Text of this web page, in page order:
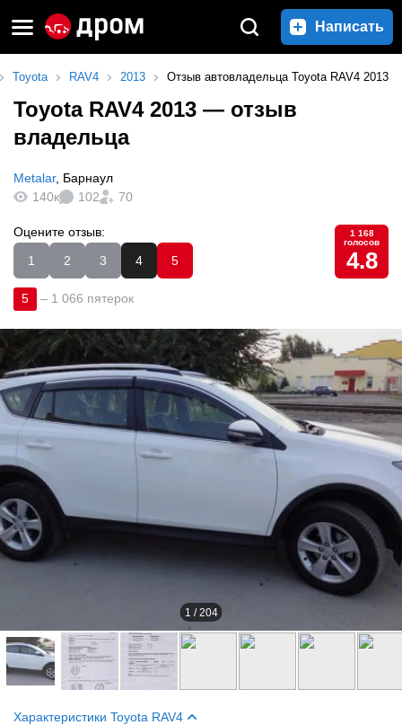
Написать
Toyota RAV4 2013 Отзыв автовладельца Toyota RAV4 2013
Toyota RAV4 2013 — отзыв
владельца
Metalar, Барнаул
140к
102 70
Оцените отзыв:
1
2 3 4 5
1 168
голосов
4.8
5 – 1 066 пятерок
1 /204
Характеристики Toyota RAV4